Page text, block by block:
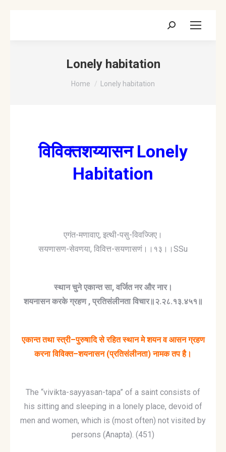
Search:
Lonely habitation
You are here:
Home Lonely habitation
विविक्तशय्यासन Lonely
Habitation
एगंत-मणावाए, इत्थी-पसु-विवज्जिए।
सयणासण-सेवणया, विवित्त-सयणासणं।।१३।।SSu
स्थान चुने एकान्त सा, वर्जित नर और नार।
शयनासन करके ग्रहण, प्रतिसंलीनता विचार॥२.२८.१३.४५१॥
एकान्त तथा स्त्री–पुरुषादि से रहित स्थान मे शयन व आसन ग्रहण
करना विविक्त–शयनासन(प्रतिसंलीनता)नामक तप है।
The “vivikta-sayyasan-tapa” of a saint consists of
his sitting and sleeping in a lonely place, devoid of
men and women, which is (most often) not visited by
persons (Anapta). (451)